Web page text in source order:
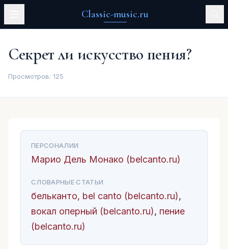
Classic-music.ru
Секрет ли искусство пения?
Просмотров: 125
ПЕРСОНАЛИИ
Марио Дель Монако (belcanto.ru)
СЛОВАРНЫЕ СТАТЬИ
бельканто, bel canto (belcanto.ru),
вокал оперный (belcanto.ru), пение
(belcanto.ru)